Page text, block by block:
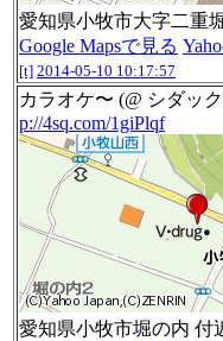
愛知県小牧市大字二重
Google Mapsで見る
[t] 2014-05-10 10:17:57
カラオケ〜 (@ シダッ
p://4sq.com/1giPlqf
愛知県小牧市堀の内 付